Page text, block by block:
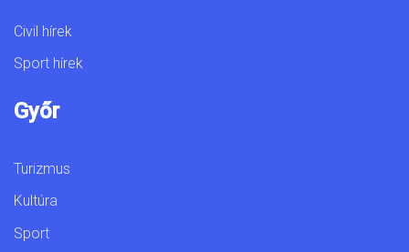
Civil hírek
Sport hírek
Győr
Turizmus
Kultúra
Sport